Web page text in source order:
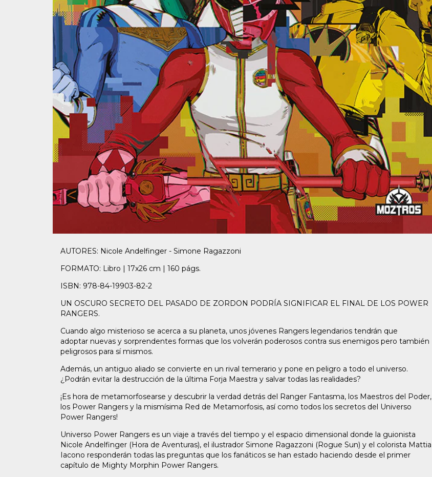
AUTORES: Nicole Andelfinger - Simone Ragazzoni
FORMATO: Libro | 17x26 cm | 160 págs.
ISBN: 978-84-19903-82-2
UN OSCURO SECRETO DEL PASADO DE ZORDON PODRÍA SIGNIFICAR EL FINAL DE LOS POWER
RANGERS.
Cuando algo misterioso se acerca a su planeta, unos jóvenes Rangers legendarios tendrán que
adoptar nuevas y sorprendentes formas que los volverán poderosos contra sus enemigos pero también
peligrosos para sí mismos.
Además, un antiguo aliado se convierte en un rival temerario y pone en peligro a todo el universo.
¿Podrán evitar la destrucción de la última Forja Maestra y salvar todas las realidades?
¡Es hora de metamorfosearse y descubrir la verdad detrás del Ranger Fantasma, los Maestros del Poder,
los Power Rangers y la mismísima Red de Metamorfosis, así como todos los secretos del Universo
Power Rangers!
Universo Power Rangers es un viaje a través del tiempo y el espacio dimensional donde la guionista
Nicole Andelfinger (Hora de Aventuras), el ilustrador Simone Ragazzoni (Rogue Sun) y el colorista Mattia
Iacono responderán todas las preguntas que los fanáticos se han estado haciendo desde el primer
capítulo de Mighty Morphin Power Rangers.